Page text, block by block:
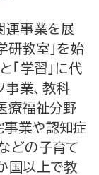
事業を展
研教室」を始
「学習」に代
事業、教科
療福祉分野
事業や認知症
どの子育て
国以上で教